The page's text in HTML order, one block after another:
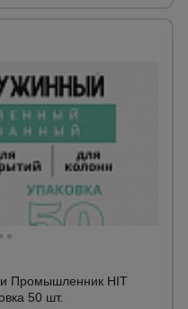
Промышленник HIT
50 шт.